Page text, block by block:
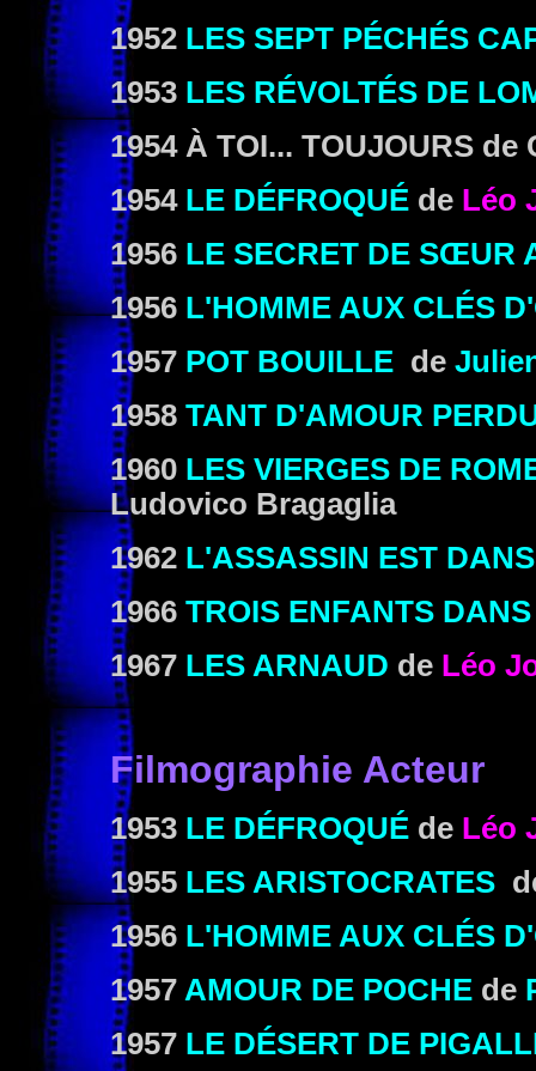
1952 LES SEPT PÉCHÉS
1953 LES RÉVOLTÉS DE
1954 À TOI... TOUJOURS de
1954 LE DÉFROQUÉ de Léo
1956 LE SECRET DE SŒUR
1956 L'HOMME AUX CLÉS
1957 POT BOUILLE de
1958 TANT D'AMOUR
1960 LES VIERGES DE
Ludovico Bragaglia
1962 L'ASSASSIN EST
1966 TROIS ENFANTS
1967 LES ARNAUD de Léo
Filmographie Acteur
1953 LE DÉFROQUÉ de Léo
1955 LES ARISTOCRATES
1956 L'HOMME AUX CLÉS
1957 AMOUR DE POCHE de
1957 LE DÉSERT DE